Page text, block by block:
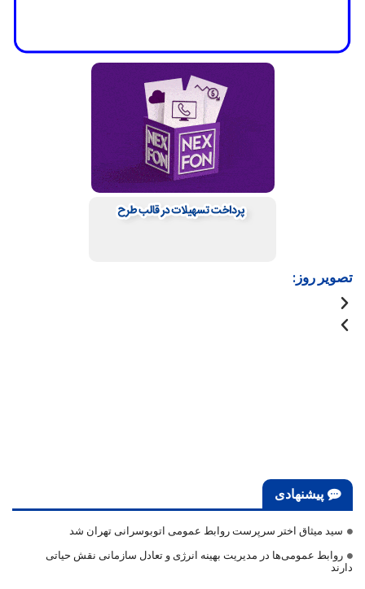
تصویر روز:
پیشنهادی
سید میثاق اختر سرپرست روابط عمومی اتوبوسرانی تهران شد
روابط عمومی‌ها در مدیریت بهینه انرژی و تعادل سازمانی نقش حیاتی
دارند